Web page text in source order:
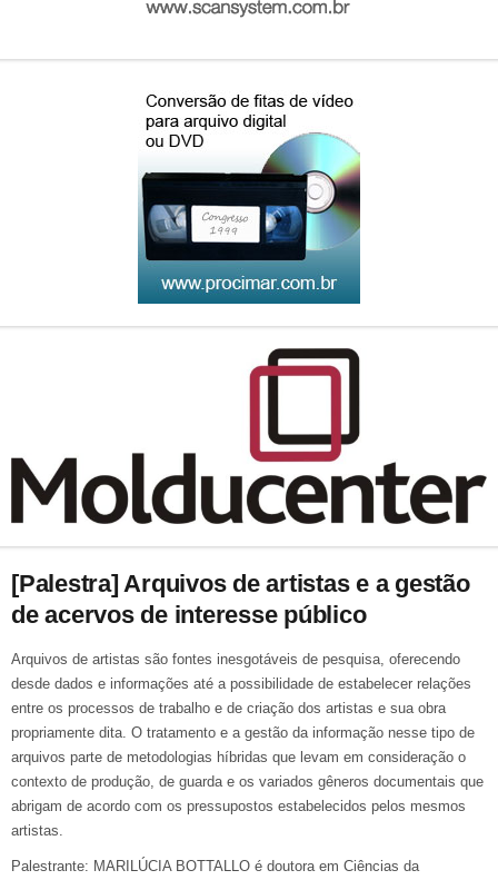
[Palestra] Arquivos de artistas e a gestão
de acervos de interesse público
Arquivos de artistas são fontes inesgotáveis de pesquisa, oferecendo
desde dados e informações até a possibilidade de estabelecer relações
entre os processos de trabalho e de criação dos artistas e sua obra
propriamente dita. O tratamento e a gestão da informação nesse tipo de
arquivos parte de metodologias híbridas que levam em consideração o
contexto de produção, de guarda e os variados gêneros documentais que
abrigam de acordo com os pressupostos estabelecidos pelos mesmos
artistas.
Palestrante: MARILÚCIA BOTTALLO é doutora em Ciências da